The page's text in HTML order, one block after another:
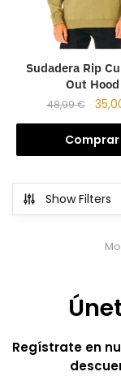
Sudadera Rip
Out Hood
48,99€
Comprar
Show Filters
Regístrate en